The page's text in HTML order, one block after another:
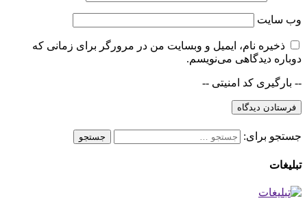
وب‌ سایت
ذخیره نام، ایمیل و وبسایت من در مرورگر برای زمانی که
دوباره دیدگاهی می‌نویسم.
-- بارگیری کد امنیتی --
جستجو برای:
تبلیغات